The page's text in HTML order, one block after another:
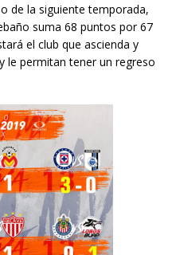
de la siguiente temporada,
suma 68 puntos por 67
el club que ascienda y
le permitan tener un regreso